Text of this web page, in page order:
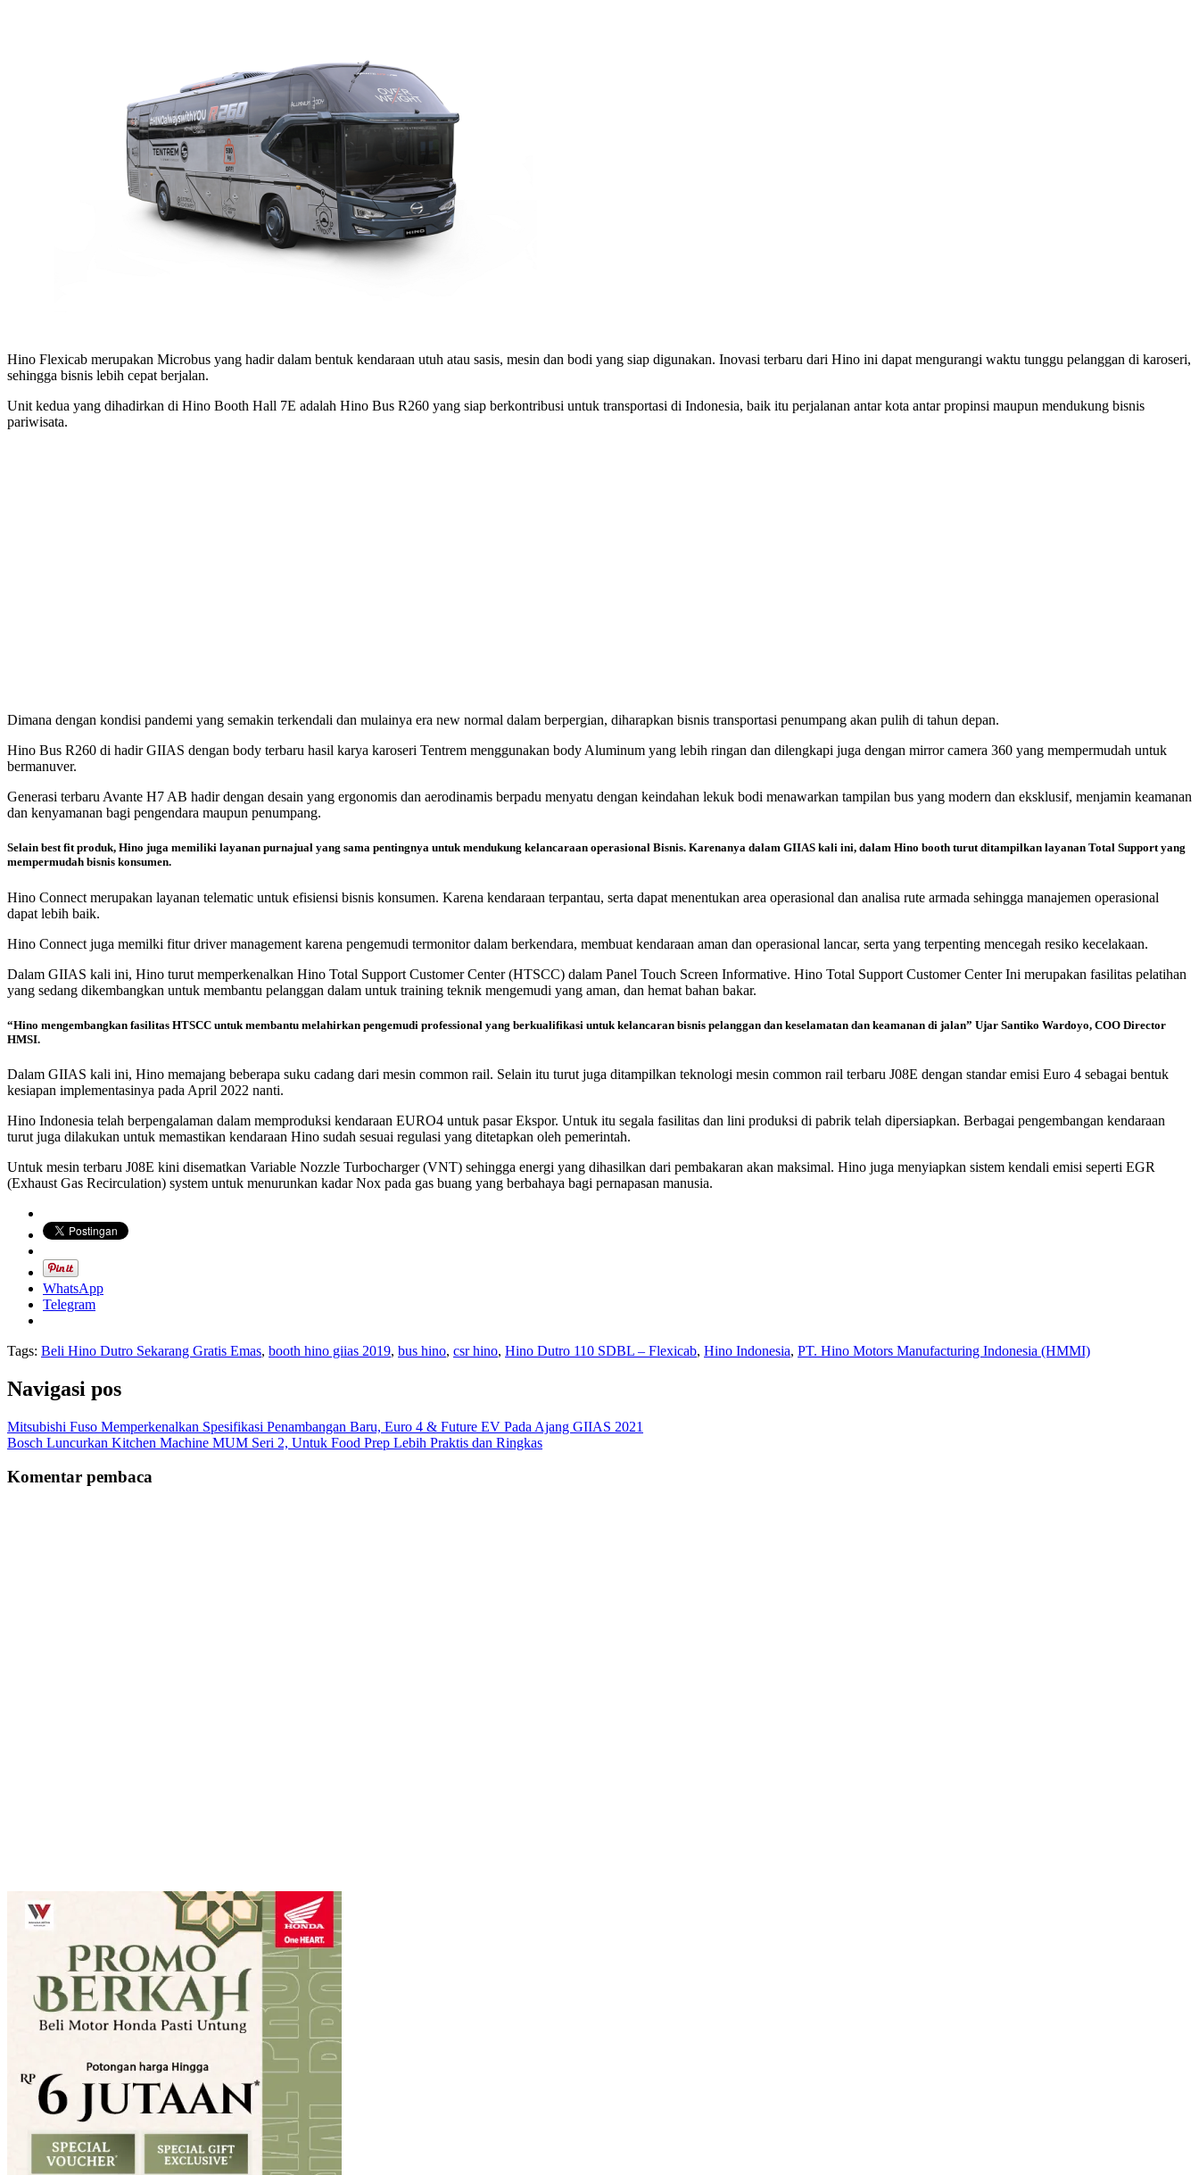
Hino Flexicab merupakan Microbus yang hadir dalam bentuk kendaraan utuh atau sasis, mesin dan bodi yang siap digunakan. Inovasi terbaru dari Hino ini dapat mengurangi waktu tunggu pelanggan di karoseri,
sehingga bisnis lebih cepat berjalan.
Unit kedua yang dihadirkan di Hino Booth Hall 7E adalah Hino Bus R260 yang siap berkontribusi untuk transportasi di Indonesia, baik itu perjalanan antar kota antar propinsi maupun mendukung bisnis
pariwisata.
Dimana dengan kondisi pandemi yang semakin terkendali dan mulainya era new normal dalam berpergian, diharapkan bisnis transportasi penumpang akan pulih di tahun depan.
Hino Bus R260 di hadir GIIAS dengan body terbaru hasil karya karoseri Tentrem menggunakan body Aluminum yang lebih ringan dan dilengkapi juga dengan mirror camera 360 yang mempermudah untuk
bermanuver.
Generasi terbaru Avante H7 AB hadir dengan desain yang ergonomis dan aerodinamis berpadu menyatu dengan keindahan lekuk bodi menawarkan tampilan bus yang modern dan eksklusif, menjamin keamanan
dan kenyamanan bagi pengendara maupun penumpang.
Selain best fit produk, Hino juga memiliki layanan purnajual yang sama pentingnya untuk mendukung kelancaraan operasional Bisnis. Karenanya dalam GIIAS kali ini, dalam Hino booth turut ditampilkan layanan Total Support yang
mempermudah bisnis konsumen.
Hino Connect merupakan layanan telematic untuk efisiensi bisnis konsumen. Karena kendaraan terpantau, serta dapat menentukan area operasional dan analisa rute armada sehingga manajemen operasional
dapat lebih baik.
Hino Connect juga memilki fitur driver management karena pengemudi termonitor dalam berkendara, membuat kendaraan aman dan operasional lancar, serta yang terpenting mencegah resiko kecelakaan.
Dalam GIIAS kali ini, Hino turut memperkenalkan Hino Total Support Customer Center (HTSCC) dalam Panel Touch Screen Informative. Hino Total Support Customer Center Ini merupakan fasilitas pelatihan
yang sedang dikembangkan untuk membantu pelanggan dalam untuk training teknik mengemudi yang aman, dan hemat bahan bakar.
“Hino mengembangkan fasilitas HTSCC untuk membantu melahirkan pengemudi professional yang berkualifikasi untuk kelancaran bisnis pelanggan dan keselamatan dan keamanan di jalan” Ujar Santiko Wardoyo, COO Director
HMSI.
Dalam GIIAS kali ini, Hino memajang beberapa suku cadang dari mesin common rail. Selain itu turut juga ditampilkan teknologi mesin common rail terbaru J08E dengan standar emisi Euro 4 sebagai bentuk
kesiapan implementasinya pada April 2022 nanti.
Hino Indonesia telah berpengalaman dalam memproduksi kendaraan EURO4 untuk pasar Ekspor. Untuk itu segala fasilitas dan lini produksi di pabrik telah dipersiapkan. Berbagai pengembangan kendaraan
turut juga dilakukan untuk memastikan kendaraan Hino sudah sesuai regulasi yang ditetapkan oleh pemerintah.
Untuk mesin terbaru J08E kini disematkan Variable Nozzle Turbocharger (VNT) sehingga energi yang dihasilkan dari pembakaran akan maksimal. Hino juga menyiapkan sistem kendali emisi seperti EGR
(Exhaust Gas Recirculation) system untuk menurunkan kadar Nox pada gas buang yang berbahaya bagi pernapasan manusia.
WhatsApp
Telegram
Tags: Beli Hino Dutro Sekarang Gratis Emas, booth hino giias 2019, bus hino, csr hino, Hino Dutro 110 SDBL – Flexicab, Hino Indonesia, PT. Hino Motors Manufacturing Indonesia (HMMI)
Navigasi pos
Mitsubishi Fuso Memperkenalkan Spesifikasi Penambangan Baru, Euro 4 & Future EV Pada Ajang GIIAS 2021
Bosch Luncurkan Kitchen Machine MUM Seri 2, Untuk Food Prep Lebih Praktis dan Ringkas
Komentar pembaca